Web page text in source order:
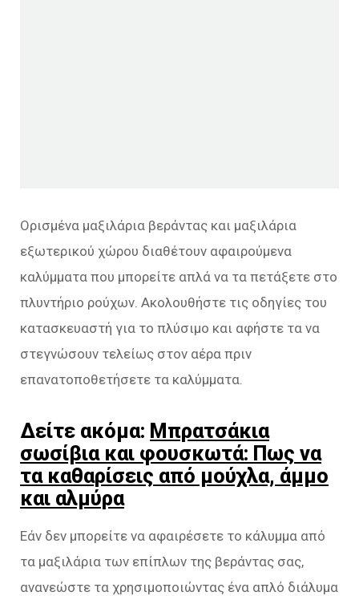
Ορισμένα μαξιλάρια βεράντας και μαξιλάρια
εξωτερικού χώρου διαθέτουν αφαιρούμενα
καλύμματα που μπορείτε απλά να τα πετάξετε στο
πλυντήριο ρούχων. Ακολουθήστε τις οδηγίες του
κατασκευαστή για το πλύσιμο και αφήστε τα να
στεγνώσουν τελείως στον αέρα πριν
επανατοποθετήσετε τα καλύμματα.
Δείτε ακόμα: Μπρατσάκια
σωσίβια και φουσκωτά: Πως να
τα καθαρίσεις από μούχλα, άμμο
και αλμύρα
Εάν δεν μπορείτε να αφαιρέσετε το κάλυμμα από
τα μαξιλάρια των επίπλων της βεράντας σας,
ανανεώστε τα χρησιμοποιώντας ένα απλό διάλυμα